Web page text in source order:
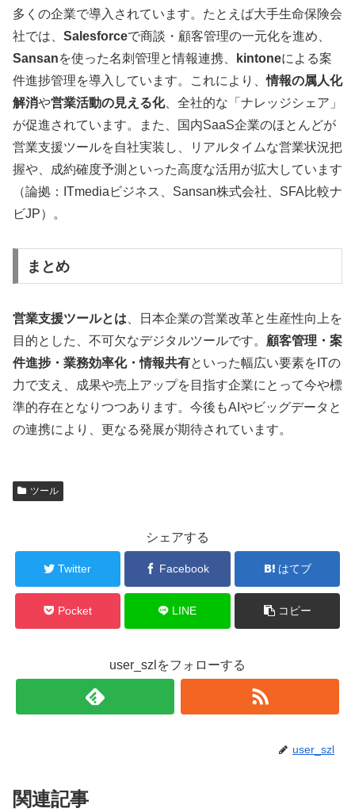
多くの企業で導入されています。たとえば大手生命保険会
社では、 Salesforceで商談・顧客管理の一元化を進め、
Sansanを使った名刺管理と情報連携、 kintoneによる案
件進捗管理を導入しています。これにより、情報の属人化
解消や営業活動の見える化、全社的な「ナレッジシェア」
が促進されています。また、国内SaaS企業のほとんどが
営業支援ツールを自社実装し、リアルタイムな営業状況把
握や、成約確度予測といった高度な活用が拡大しています
（論拠：ITmediaビジネス、Sansan株式会社、SFA比較ナ
ビJP）。
まとめ
営業支援ツールとは 、日本企業の営業改革と生産性向上を
目的とした、不可欠なデジタルツールです。 顧客管理・案
件進捗・業務効率化・情報共有といった幅広い要素をITの
力で支え、成果や売上アップを目指す企業にとって今や標
準的存在となりつつあります。今後もAIやビッグデータと
の連携により、更なる発展が期待されています。
ツール
シェアする
Twitter Facebook はてブ
Pocket LINE コピー
user_szlをフォローする
user_szl
関連記事